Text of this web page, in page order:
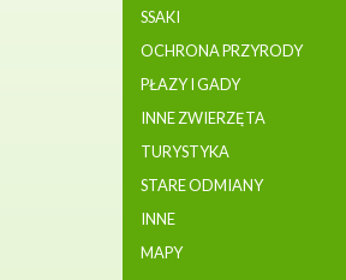
SSAKI
OCHRONA PRZYRODY
PŁAZY I GADY
INNE ZWIERZĘTA
TURYSTYKA
STARE ODMIANY
INNE
MAPY